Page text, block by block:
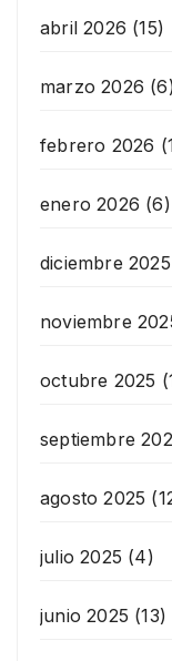
abril 2026 (15)
marzo 2026
febrero 2026
enero 2026 (6)
diciembre 2025
noviembre
octubre 2025
septiembre
agosto 2025
julio 2025 (4)
junio 2025 (13)